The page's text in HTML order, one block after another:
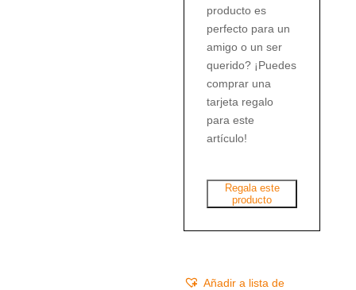
producto es
perfecto para un
amigo o un ser
querido? ¡Puedes
comprar una
tarjeta regalo
para este
artículo!
Regala este
producto
Añadir a lista de